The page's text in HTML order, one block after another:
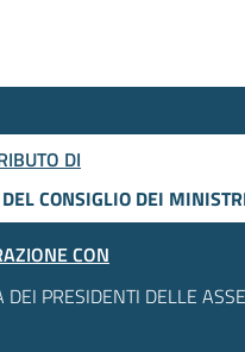
DI
CONSIGLIO DEI
CON
DEI PRESIDENTI DELLE